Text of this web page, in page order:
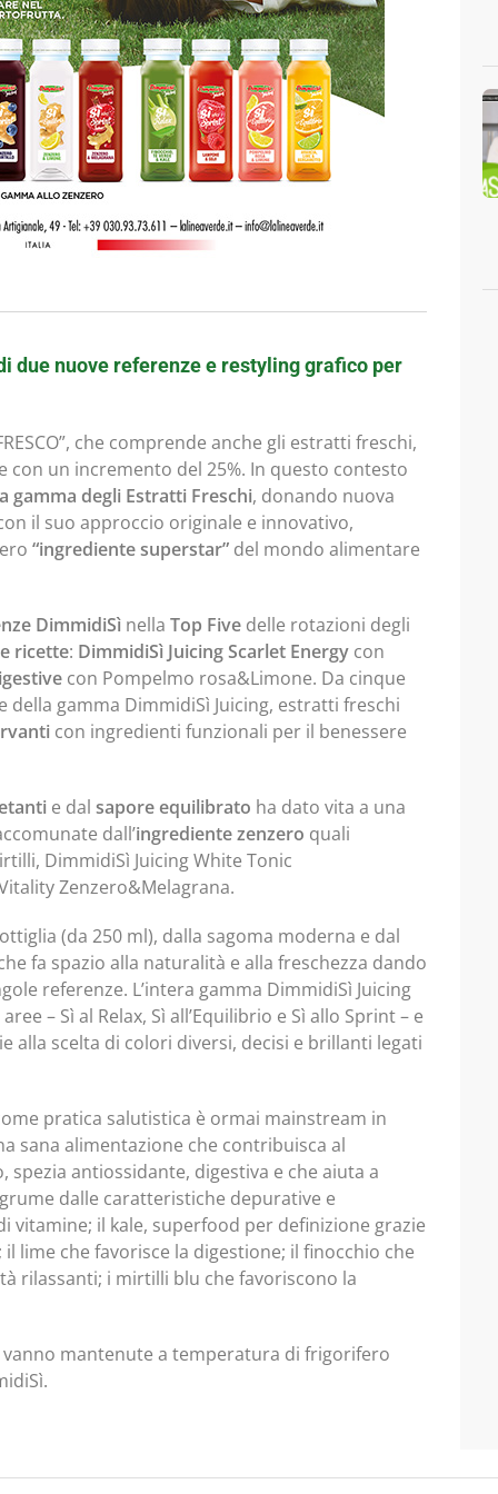
due nuove referenze e restyling grafico per
che comprende anche gli estratti freschi,
con un incremento del 25%. In questo contesto
gamma degli Estratti Freschi, donando nuova
il suo approccio originale e innovativo,
“ingrediente superstar” del mondo alimentare
DimmidiSì nella Top Five delle rotazioni degli
ricette: DimmidiSì Juicing Scarlet Energy con
con Pompelmo rosa&Limone. Da cinque
gamma DimmidiSì Juicing, estratti freschi
con ingredienti funzionali per il benessere
e dal sapore equilibrato ha dato vita a una
dall’ingrediente zenzero quali
DimmidiSì Juicing White Tonic
Zenzero&Melagrana.
(da 250 ml), dalla sagoma moderna e dal
fa spazio alla naturalità e alla freschezza dando
referenze. L’intera gamma DimmidiSì Juicing
– Sì al Relax, Sì all’Equilibrio e Sì allo Sprint – e
alla scelta di colori diversi, decisi e brillanti legati
pratica salutistica è ormai mainstream in
sana alimentazione che contribuisca al
antiossidante, digestiva e che aiuta a
dalle caratteristiche depurative e
vitamine; il kale, superfood per definizione grazie
lime che favorisce la digestione; il finocchio che
rilassanti; i mirtilli blu che favoriscono la
vanno mantenute a temperatura di frigorifero